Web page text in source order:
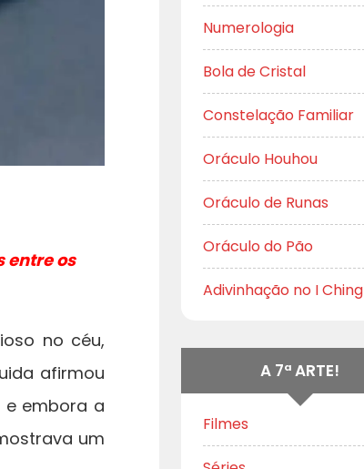
entre os
no céu,
afirmou
e embora a
um
Numerologia
Bola de Cristal
Constelação Familiar
Oráculo Houhou
Oráculo de Runas
Oráculo do Pão
Adivinhação no I Ching
A 7ª ARTE!
Filmes